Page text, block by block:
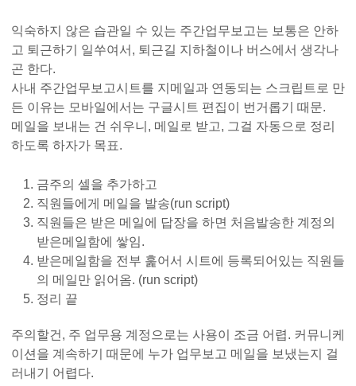
익숙하지 않은 습관일 수 있는 주간업무보고는 보통은 안하
고 퇴근하기 일쑤여서, 퇴근길 지하철이나 버스에서 생각나
곤 한다.
사내 주간업무보고시트를 지메일과 연동되는 스크립트로 만
든 이유는 모바일에서는 구글시트 편집이 번거롭기 때문.
메일을 보내는 건 쉬우니, 메일로 받고, 그걸 자동으로 정리
하도록 하자가 목표.
금주의 셀을 추가하고
직원들에게 메일을 발송(run script)
직원들은 받은 메일에 답장을 하면 처음발송한 계정의
받은메일함에 쌓임.
받은메일함을 전부 훑어서 시트에 등록되어있는 직원들
의 메일만 읽어옴. (run script)
정리 끝
주의할건, 주 업무용 계정으로는 사용이 조금 어렵. 커뮤니케
이션을 계속하기 때문에 누가 업무보고 메일을 보냈는지 걸
러내기 어렵다.